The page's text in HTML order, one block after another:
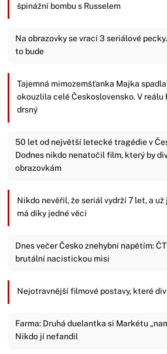
špinážní bombu s Russelem
Na obrazovky se vrací 3 seriálové
to bude
Tajemná mimozemšťanka Majka
okouzlila celé Československo. V reálu
drsný
50 let od největší letecké tragédie v
Dodnes nikdo nenatočil film, který by
obrazovkám
Nikdo nevěřil, že seriál vydrží 7 let, a
má díky jedné věci
Dnes večer Česko znehybní napětím:
brutální nacistickou misi
Nejotravnější filmové postavy, které
Farma: Druhá duelantka si Markétu
Nikdo jí nefandil